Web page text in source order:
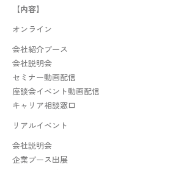
【内容】
オンライン
会社紹介ブース
会社説明会
セミナー動画配信
座談会イベント動画配信
キャリア相談窓口
リアルイベント
会社説明会
企業ブース出展